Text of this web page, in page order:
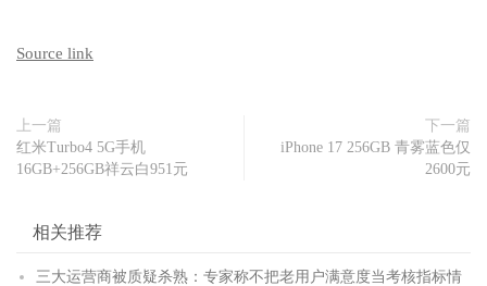
Source link
上一篇
红米Turbo4 5G手机
16GB+256GB祥云白951元
下一篇
iPhone 17 256GB 青雾蓝色仅
2600元
相关推荐
三大运营商被质疑杀熟：专家称不把老用户满意度当考核指标情